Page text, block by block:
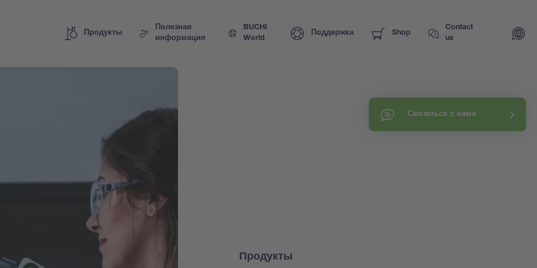
Продукты
Полезная
информация
BUCHI
World
Поддержка Shop
Contact
us
Связаться с нами
Продукты